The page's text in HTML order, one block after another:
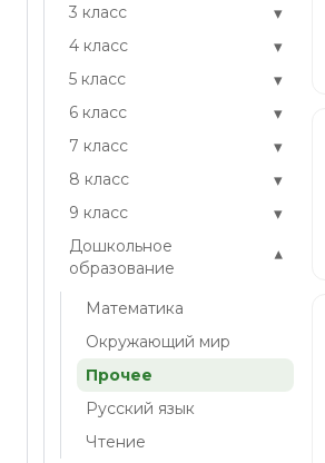
3 класс ▾
4 класс ▾
5 класс ▾
6 класс ▾
7 класс ▾
8 класс ▾
9 класс ▾
Дошкольное
образование
▾
Математика
Окружающий мир
Прочее
Русский язык
Чтение